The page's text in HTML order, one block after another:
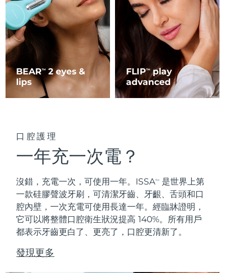
BEARTM
2 eyes &
lips
FLIPTMplay
advanced
口腔護理
一年充一次電？
沒錯，充電一次，可使用一年。ISSATM
是世界上第
一款硅膠聲波牙刷，可清潔牙齒、牙齦、舌頭和口
腔內壁，一次充電可使用長達一年。經臨牀證明，
它可以將整體口腔衛生狀況提高 140%。所有用戶
都表示牙齒更白了、更亮了，口腔更清新了。
發現更多